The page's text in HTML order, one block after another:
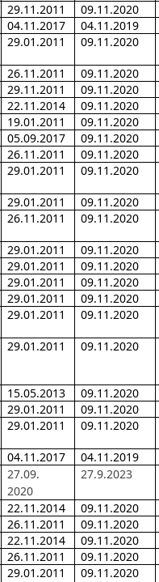
29.11.2011 09.11.2020
04.11.2017 04.11.2019
29.01.2011 09.11.2020
26.11.2011 09.11.2020
29.11.2011 09.11.2020
22.11.2014 09.11.2020
19.01.2011 09.11.2020
05.09.2017 09.11.2020
26.11.2011 09.11.2020
29.01.2011 09.11.2020
29.01.2011 09.11.2020
26.11.2011 09.11.2020
29.01.2011 09.11.2020
29.01.2011 09.11.2020
29.01.2011 09.11.2020
29.01.2011 09.11.2020
29.01.2011 09.11.2020
29.01.2011 09.11.2020
15.05.2013 09.11.2020
29.01.2011 09.11.2020
29.01.2011 09.11.2020
04.11.2017 04.11.2019
27.09.
2020
27.9.2023
22.11.2014 09.11.2020
26.11.2011 09.11.2020
22.11.2014 09.11.2020
26.11.2011 09.11.2020
29.01.2011 09.11.2020